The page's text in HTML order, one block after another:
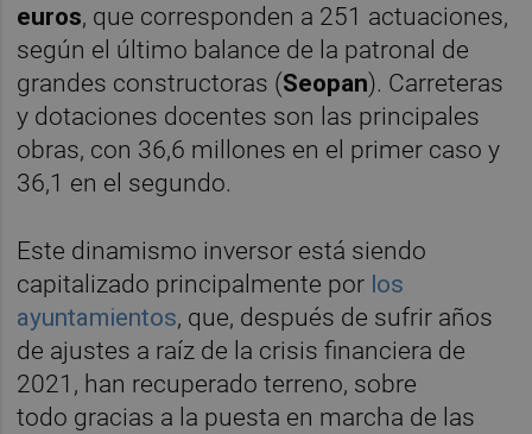
euros, que corresponden a 251 actuaciones,
según el último balance de la patronal de
grandes constructoras (Seopan). Carreteras
y dotaciones docentes son las principales
obras, con 36,6 millones en el primer caso y
36,1 en el segundo.
Este dinamismo inversor está siendo
capitalizado principalmente por los
ayuntamientos, que, después de sufrir años
de ajustes a raíz de la crisis financiera de
2021, han recuperado terreno, sobre
todo gracias a la puesta en marcha de las